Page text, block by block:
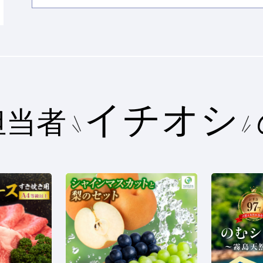
者 イチオシ